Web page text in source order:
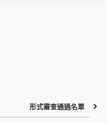
形式審查通過名單